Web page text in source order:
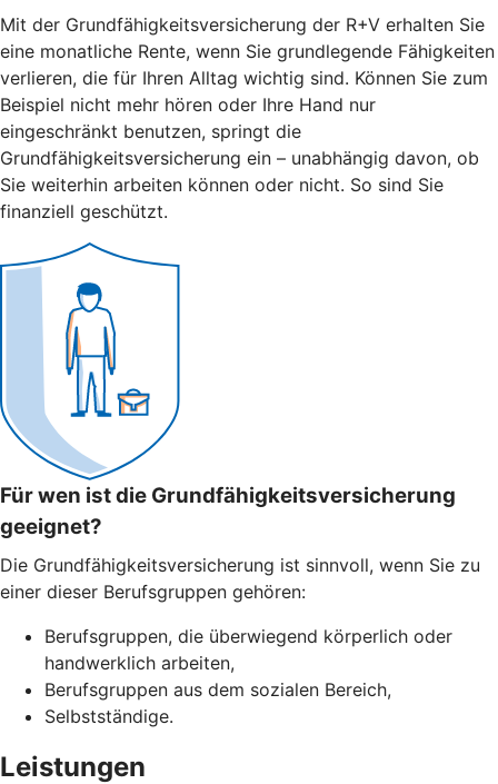
Mit der Grundfähigkeitsversicherung der R+V erhalten Sie
eine monatliche Rente, wenn Sie grundlegende Fähigkeiten
verlieren, die für Ihren Alltag wichtig sind. Können Sie zum
Beispiel nicht mehr hören oder Ihre Hand nur
eingeschränkt benutzen, springt die
Grundfähigkeitsversicherung ein – unabhängig davon, ob
Sie weiterhin arbeiten können oder nicht. So sind Sie
finanziell geschützt.
Für wen ist die Grundfähigkeitsversicherung
geeignet?
Die Grundfähigkeitsversicherung ist sinnvoll, wenn Sie zu
einer dieser Berufsgruppen gehören:
Berufsgruppen, die überwiegend körperlich oder
handwerklich arbeiten,
Berufsgruppen aus dem sozialen Bereich,
Selbstständige.
Leistungen